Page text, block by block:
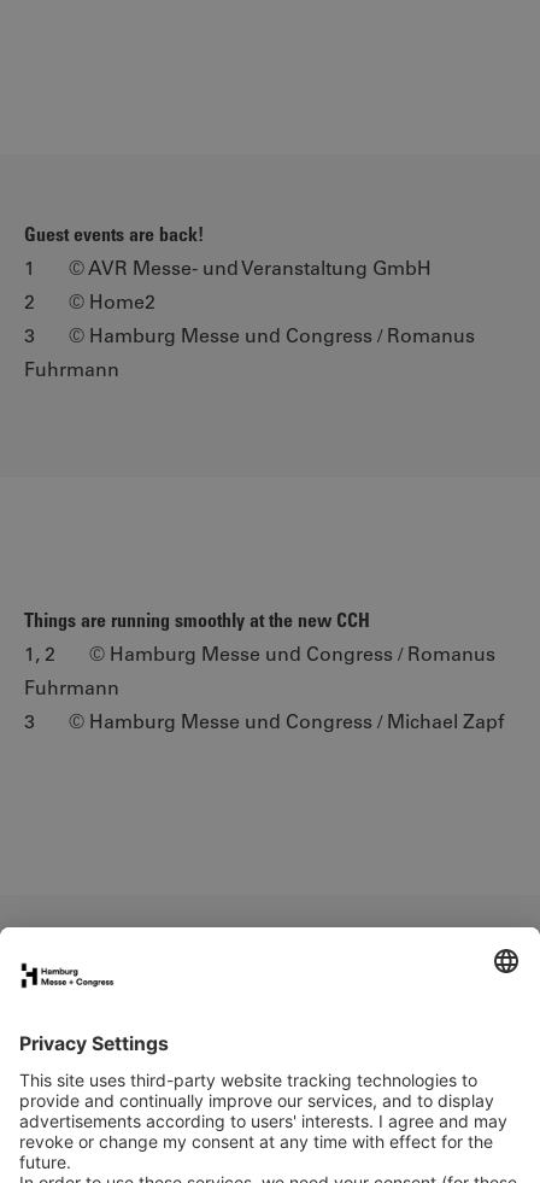
Guest events are back!
1 © AVR Messe- und Veranstaltung GmbH
2 © Home2
3 © Hamburg Messe und Congress / Romanus
Fuhrmann
Things are running smoothly at the new CCH
1, 2 © Hamburg Messe und Congress / Romanus
Fuhrmann
3 © Hamburg Messe und Congress / Michael Zapf
IMPRINT
Header, 1 © Hamburg Messe und Congress /
Jürgen Nerger
2 © Hamburg Messe und Congress / Piet Niemann